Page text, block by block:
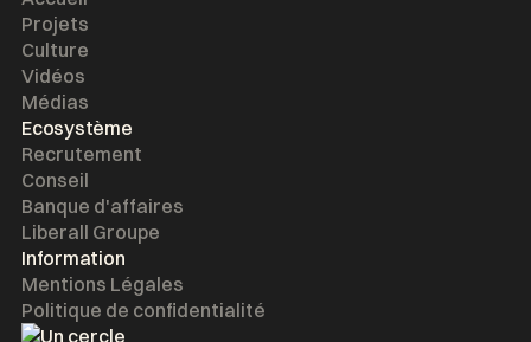
Projets
Culture
Vidéos
Médias
Ecosystème
Recrutement
Conseil
Banque d'affaires
Liberall Groupe
Information
Mentions Légales
Politique de confidentialité